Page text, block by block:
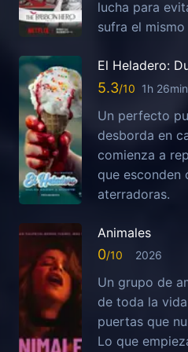
lucha para
sufra el
El Heladero:
5.3 1h 26min
Un perfecto
desborda en
comienza a
que esconden
aterradoras.
Animales
0 2026
Un grupo de
de toda la
puertas que
Lo que